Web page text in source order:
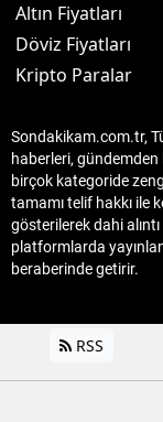
Altın Fiyatları
Döviz Fiyatları
Kripto Paralar
Sondakikam.com.tr,
haberleri,
birçok kategoride
tamamı telif hakkı ile
gösterilerek dahi
platformlarda
beraberinde getirir.
RSS